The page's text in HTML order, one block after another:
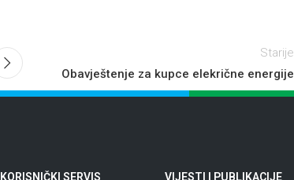
Starije
Obavještenje za kupce elekrične energije
KORISNIČKI SERVIS VIJESTI I PUBLIKACIJE